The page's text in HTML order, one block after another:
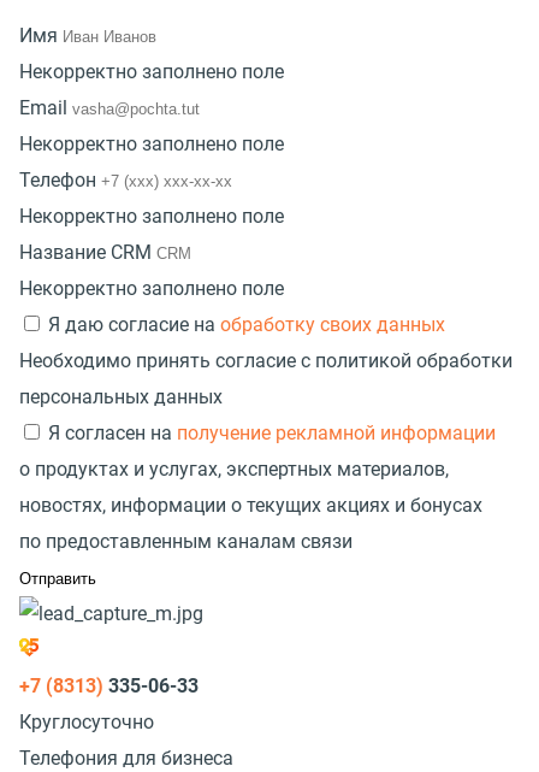
Имя
Некорректно заполнено поле
Email
Некорректно заполнено поле
Телефон
Некорректно заполнено поле
Название CRM
Некорректно заполнено поле
Я даю согласие на обработку своих данных
Необходимо принять согласие с политикой обработки
персональных данных
Я согласен на получение рекламной информации
о продуктах и услугах, экспертных материалов,
новостях, информации о текущих акциях и бонусах
по предоставленным каналам связи
+7 (8313) 335-06-33
Круглосуточно
Телефония для бизнеса